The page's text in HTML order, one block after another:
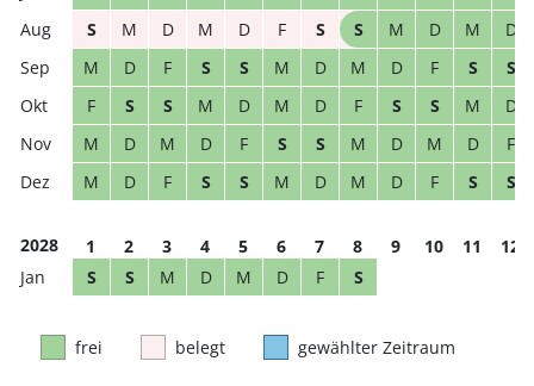
S
M D M D F S S M D M
D
M
D F S S M D M D F S
S
F
S S M D M D F S S M
D
M
D M D F S S M D M D
F
M
D F S S M D M D F S S
2028 1 2 3 4 5 6 7 8 9 10 11
12
S
S M D M D F S
frei belegt gewählter Zeitraum